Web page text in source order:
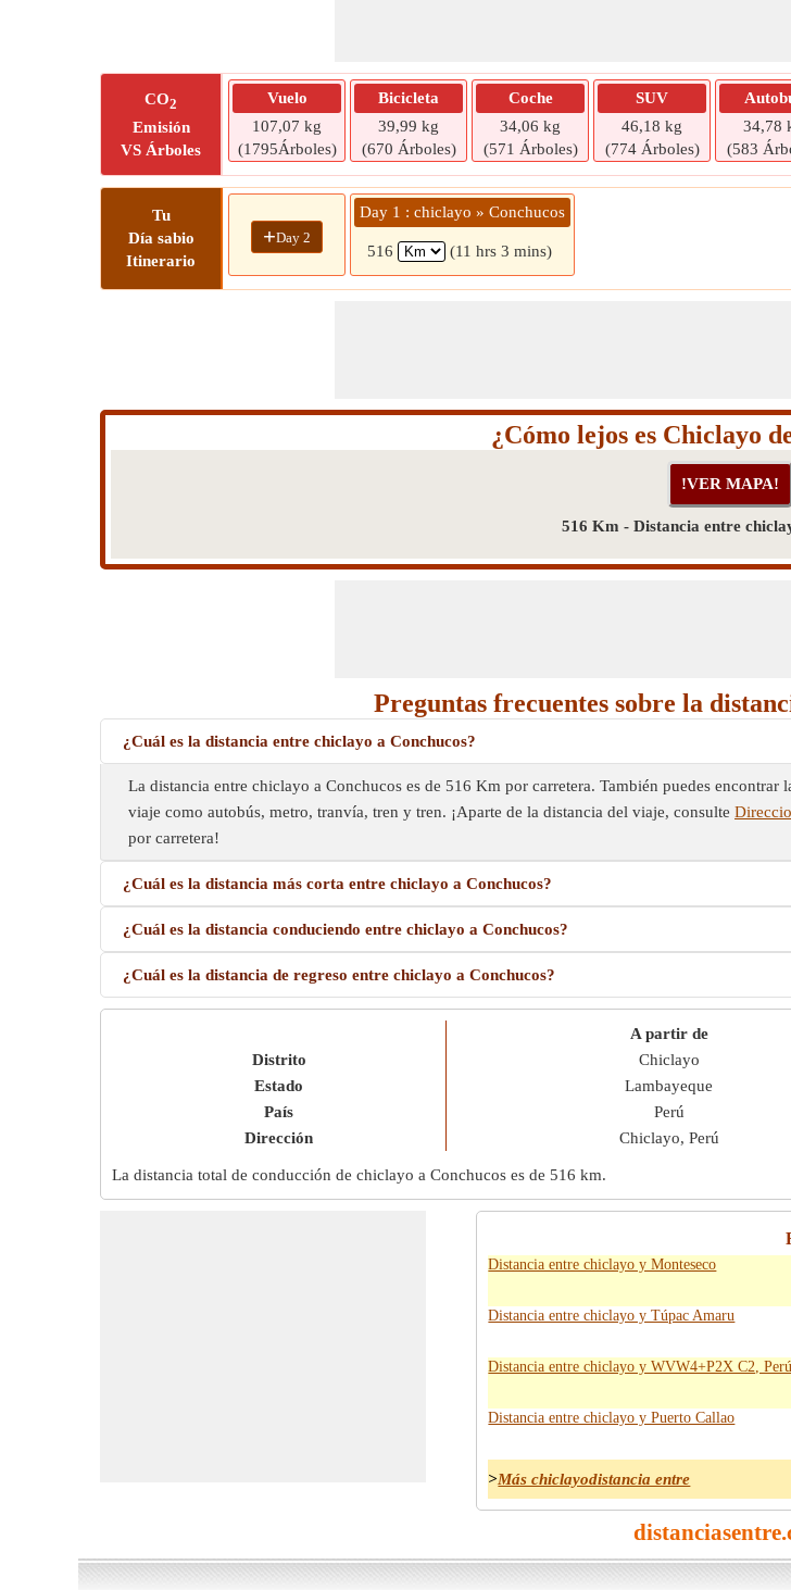
CO2
Emisión
VS Árboles
Vuelo
107,07 kg
(1795Árboles)
Bicicleta
39,99 kg
(670 Árboles)
Coche
34,06 kg
(571 Árboles)
SUV
46,18 kg
(774 Árboles)
34,78
(583
Tu
Día sabio
Itinerario
+Day 2
Day 1 : chiclayo » Conchucos
516 (11 hrs 3 mins)
¿Cómo lejos es Chiclayo
516 Km - Distancia entre
Preguntas frecuentes sobre la
¿Cuál es la distancia entre chiclayo a Conchucos?
La distancia entre chiclayo a Conchucos es de 516 Km por carretera. También puedes
viaje como autobús, metro, tranvía, tren y tren. ¡Aparte de la distancia del viaje, consulte
por carretera!
¿Cuál es la distancia más corta entre chiclayo a Conchucos?
¿Cuál es la distancia conduciendo entre chiclayo a Conchucos?
¿Cuál es la distancia de regreso entre chiclayo a Conchucos?
Distrito
Estado
País
Dirección
A partir de
Chiclayo
Lambayeque
Perú
Chiclayo, Perú
La distancia total de conducción de chiclayo a Conchucos es de 516 km.
Distancia entre chiclayo y Monteseco
Distancia entre chiclayo y Túpac Amaru
Distancia entre chiclayo y WVW4+P2X C2, Perú
Distancia entre chiclayo y Puerto Callao
>Más chiclayodistancia entre